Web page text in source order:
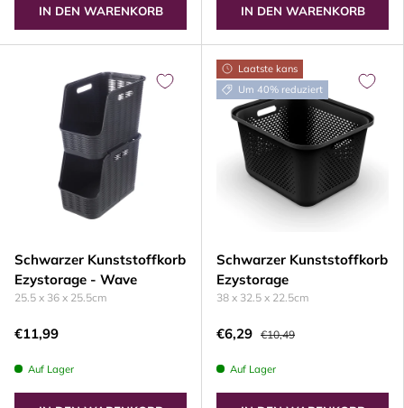
IN DEN WARENKORB IN DEN WARENKORB
Schwarzer Kunststoffkorb
Ezystorage - Wave
25.5 x 36 x 25.5cm
€11,99
Auf Lager
Laatste kans
Um 40% reduziert
Schwarzer Kunststoffkorb
Ezystorage
38 x 32.5 x 22.5cm
€6,29 €10,49
Auf Lager